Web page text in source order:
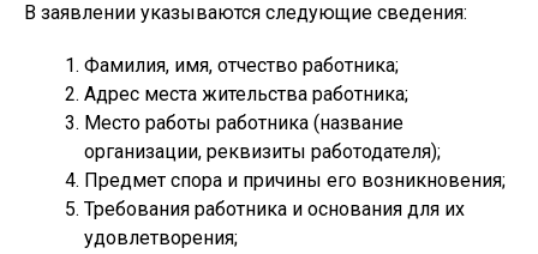
В заявлении указываются следующие сведения:
Фамилия, имя, отчество работника;
Адрес места жительства работника;
Место работы работника (название
организации, реквизиты работодателя);
Предмет спора и причины его возникновения;
Требования работника и основания для их
удовлетворения;